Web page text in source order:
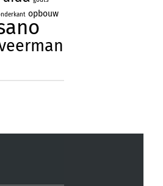
opbouw